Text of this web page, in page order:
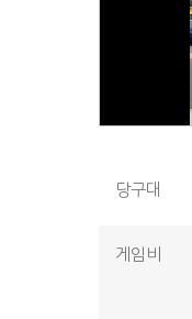
당구대
게임비